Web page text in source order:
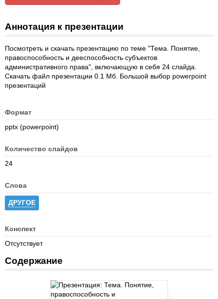
Аннотация к презентации
Посмотреть и скачать презентацию по теме "Тема. Понятие,
правоспособность и дееспособность субъектов
административного права", включающую в себя 24 слайда.
Скачать файл презентации 0.1 Мб. Большой выбор powerpoint
презентаций
Формат
pptx (powerpoint)
Количество слайдов
24
Слова
ДРУГОЕ
Конспект
Отсутствует
Содержание